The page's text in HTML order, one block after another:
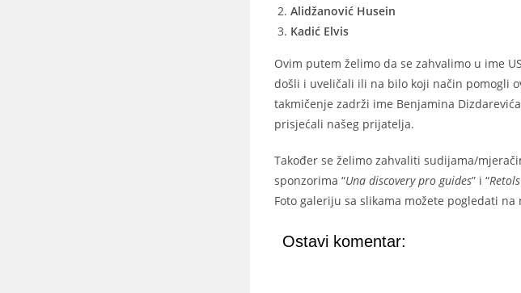
Alidžanović Husein
Kadić Elvis
Ovim putem želimo da se zahvalimo u ime
došli i uveličali ili na bilo koji način pomogli
takmičenje zadrži ime Benjamina
prisjećali našeg prijatelja.
Također se želimo zahvaliti sudijama/
sponzorima “Una discovery pro guides” i “
Foto galeriju sa slikama možete pogledati
Ostavi komentar: